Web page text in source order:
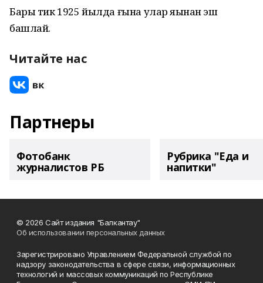
Бары тик 1925 йылда ғына улар яңынан эш
башлай.
Читайте нас
Партнеры
Фотобанк
журналистов РБ
Рубрика "Еда и
напитки"
© 2026 Сайт издания "Балкантау"
Об использовании персональных данных
Зарегистрировано Управлением Федеральной службой по
надзору законодательства в сфере связи, информационных
технологий и массовых коммуникаций по Республике